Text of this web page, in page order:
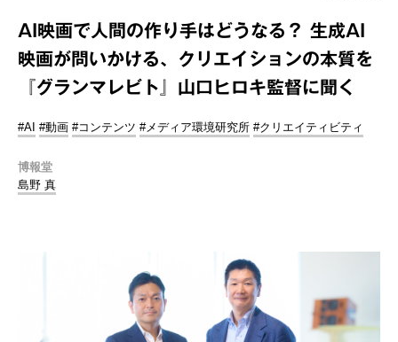
AI映画で人間の作り手はどうなる？ 生成AI
映画が問いかける、クリエイションの本質を
『グランマレビト』山口ヒロキ監督に聞く
#AI #動画 #コンテンツ #メディア環境研究所 #クリエイティビティ
博報堂
島野 真